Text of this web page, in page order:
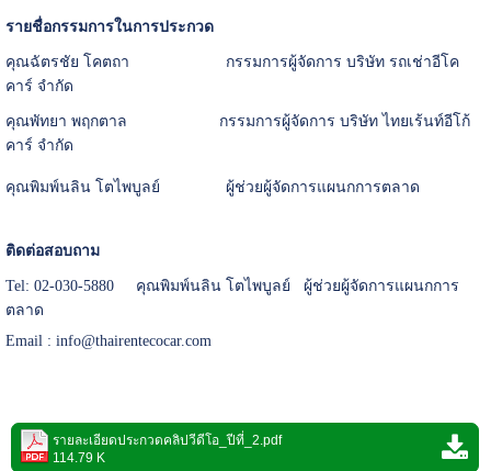
รายชื่อกรรมการในการประกวด
คุณฉัตรชัย โคตถา กรรมการผู้จัดการ บริษัท รถเช่าอีโค
คาร์ จำกัด
คุณพัทยา พฤกตาล กรรมการผู้จัดการ บริษัท ไทยเร้นท์อีโก้
คาร์ จำกัด
คุณพิมพ์นลิน โตไพบูลย์ ผู้ช่วยผู้จัดการแผนกการตลาด
ติดต่อสอบถาม
Tel: 02-030-5880 คุณพิมพ์นลิน โตไพบูลย์ ผู้ช่วยผู้จัดการแผนกการ
ตลาด
Email : info@thairentecocar.com
รายละเอียดประกวดคลิปวีดีโอ_ปีที่_2.pdf
114.79 K